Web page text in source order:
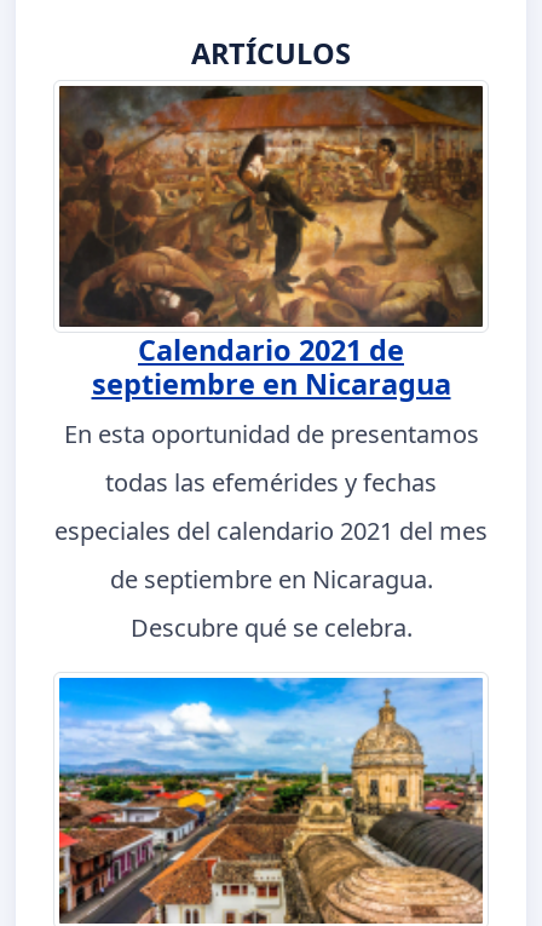
ARTÍCULOS
Calendario 2021 de
septiembre en Nicaragua
En esta oportunidad de presentamos
todas las efemérides y fechas
especiales del calendario 2021 del mes
de septiembre en Nicaragua.
Descubre qué se celebra.